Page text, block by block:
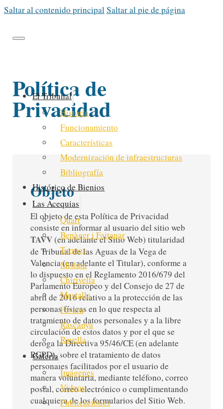
Saltar al contenido principalSaltar al pie de página
El Tribunal
Historia
Funcionamiento
Características
Modernización de infraestructuras
Bibliografía
Histórico de Bienios
Las Acequias
Quart
Benàger i Faitanar
Tormos
Mislata
Chirivella
Mestalla
Favara
Rascanya
Rovella
Galería
Imágenes
Videos
Publicaciones
Política de
Privacidad
Objeto
El objeto de esta Política de Privacidad
consiste en informar al usuario del sitio web
TAVV(en adelante el Sitio Web) titularidad
de Tribunal de las Aguas de la Vega de
Valencia (en adelante el Titular), conforme a
lo dispuesto en el Reglamento 2016/679 del
Parlamento Europeo y del Consejo de 27 de
abril de 2016 relativo a la protección de las
personas físicas en lo que respecta al
tratamiento de datos personales y a la libre
circulación de estos datos y por el que se
deroga la Directiva 95/46/CE (en adelante
RGPD), sobre el tratamiento de datos
personales facilitados por el usuario de
manera voluntaria, mediante teléfono, correo
postal, correo electrónico o cumplimentando
cualquiera de los formularios del Sitio Web.